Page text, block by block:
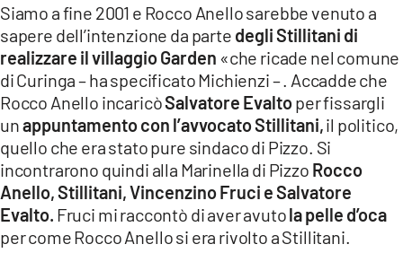
Siamo a fine 2001 e Rocco Anello sarebbe venuto a
sapere dell’intenzione da parte degli Stillitani di
realizzare il villaggio Garden «che ricade nel comune
di Curinga – ha specificato Michienzi – . Accadde che
Rocco Anello incaricòSalvatore Evaltoper fissargli
unappuntamento con l’avvocato Stillitani,il politico,
quello che era stato pure sindaco di Pizzo. Si
incontrarono quindi alla Marinella di Pizzo Rocco
Anello, Stillitani, Vincenzino Fruci e Salvatore
Evalto. Fruci mi raccontò di aver avutola pelle d’oca
per come Rocco Anello si era rivolto a Stillitani.